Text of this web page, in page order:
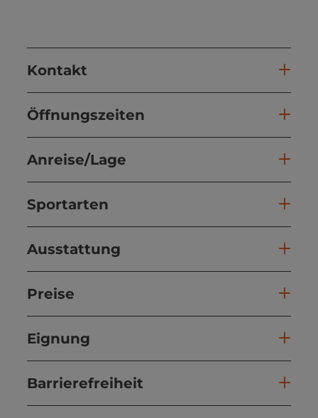
Kontakt
Öffnungszeiten
Anreise/Lage
Sportarten
Ausstattung
Preise
Eignung
Barrierefreiheit